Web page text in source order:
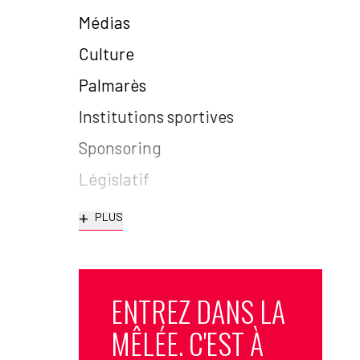
Médias
Culture
Palmarès
Institutions sportives
Sponsoring
Législatif
+ PLUS
ENTREZ DANS LA
MÊLÉE. C'EST À